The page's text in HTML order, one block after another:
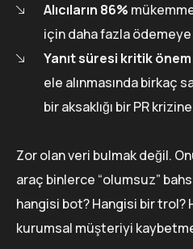
Alıcıların 86%
için daha fazla ödemeye
Yanıt süresi kritik önem
ele alınmasında birkaç
bir aksaklığı bir PR
Zor olan veri bulmak değil.
araç binlerce “olumsuz”
hangisi bot? Hangisi bir trol?
kurumsal müşteriyi